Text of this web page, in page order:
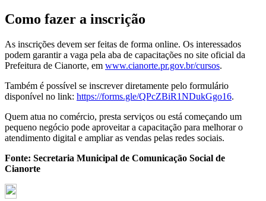
Como fazer a inscrição
As inscrições devem ser feitas de forma online. Os interessados
podem garantir a vaga pela aba de capacitações no site oficial da
Prefeitura de Cianorte, em www.cianorte.pr.gov.br/cursos.
Também é possível se inscrever diretamente pelo formulário
disponível no link: https://forms.gle/QPcZBiR1NDukGgo16.
Quem atua no comércio, presta serviços ou está começando um
pequeno negócio pode aproveitar a capacitação para melhorar o
atendimento digital e ampliar as vendas pelas redes sociais.
Fonte: Secretaria Municipal de Comunicação Social de
Cianorte